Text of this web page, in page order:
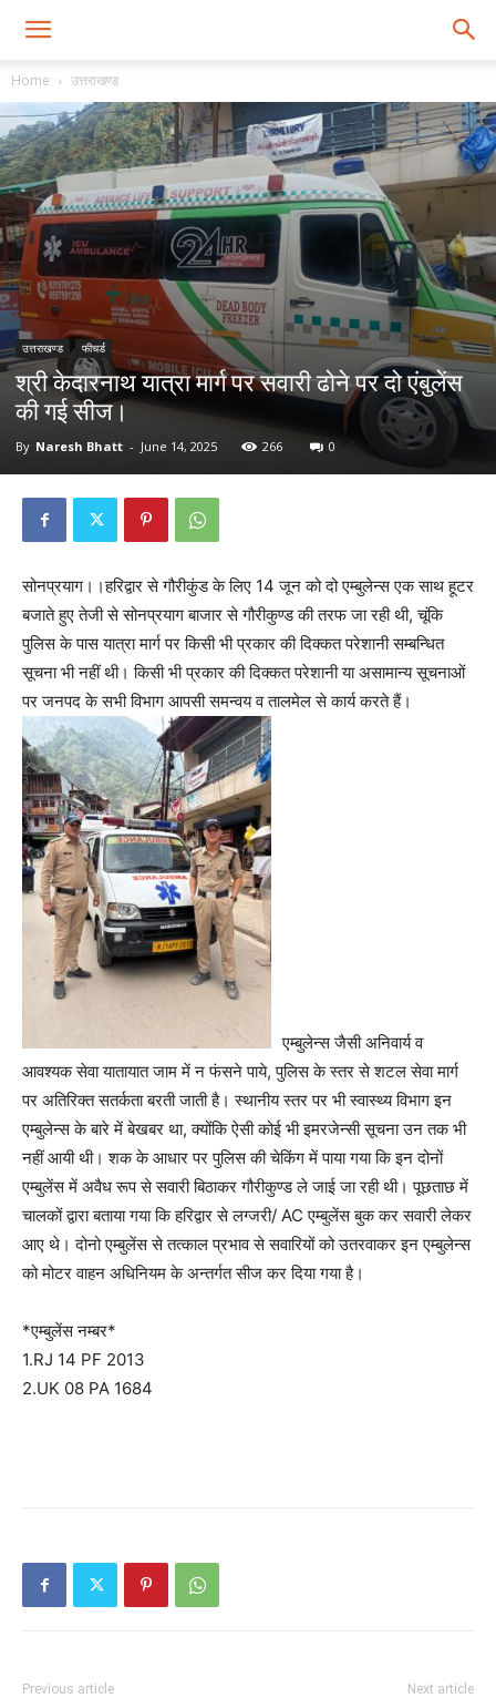
Home उत्तराखण्ड
उत्तराखण्ड फीचर्ड
श्री केदारनाथ यात्रा मार्ग पर सवारी ढोने पर दो एंबुलेंस
की गई सीज।
By Naresh Bhatt - June 14, 2025 266 0
सोनप्रयाग।।हरिद्वार से गौरीकुंड के लिए 14 जून को दो एम्बुलेन्स एक साथ हूटर
बजाते हुए तेजी से सोनप्रयाग बाजार से गौरीकुण्ड की तरफ जा रही थी, चूंकि
पुलिस के पास यात्रा मार्ग पर किसी भी प्रकार की दिक्कत परेशानी सम्बन्धित
सूचना भी नहीं थी। किसी भी प्रकार की दिक्कत परेशानी या असामान्य सूचनाओं
पर जनपद के सभी विभाग आपसी समन्वय व तालमेल से कार्य करते हैं।
एम्बुलेन्स जैसी अनिवार्य व
आवश्यक सेवा यातायात जाम में न फंसने पाये, पुलिस के स्तर से शटल सेवा मार्ग
पर अतिरिक्त सतर्कता बरती जाती है। स्थानीय स्तर पर भी स्वास्थ्य विभाग इन
एम्बुलेन्स के बारे में बेखबर था, क्योंकि ऐसी कोई भी इमरजेन्सी सूचना उन तक भी
नहीं आयी थी। शक के आधार पर पुलिस की चेकिंग में पाया गया कि इन दोनों
एम्बुलेंस में अवैध रूप से सवारी बिठाकर गौरीकुण्ड ले जाई जा रही थी। पूछताछ में
चालकों द्वारा बताया गया कि हरिद्वार से लग्जरी/ AC एम्बुलेंस बुक कर सवारी लेकर
आए थे। दोनो एम्बुलेंस से तत्काल प्रभाव से सवारियों को उतरवाकर इन एम्बुलेन्स
को मोटर वाहन अधिनियम के अन्तर्गत सीज कर दिया गया है।
*एम्बुलेंस नम्बर*
1.RJ 14 PF 2013
2.UK 08 PA 1684
Previous article Next article